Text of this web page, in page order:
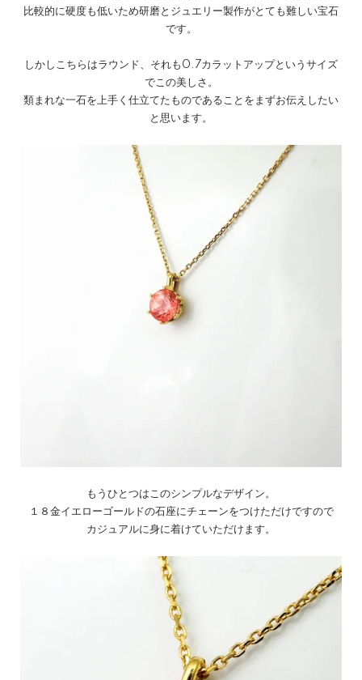
比較的に硬度も低いため研磨とジュエリー製作がとても難しい宝石
です。
しかしこちらはラウンド、それも0.7カラットアップというサイズ
でこの美しさ。
類まれな一石を上手く仕立てたものであることをまずお伝えしたい
と思います。
もうひとつはこのシンプルなデザイン。
１８金イエローゴールドの石座にチェーンをつけただけですので
カジュアルに身に着けていただけます。